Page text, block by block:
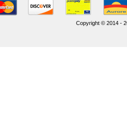
Copyright © 2014 -